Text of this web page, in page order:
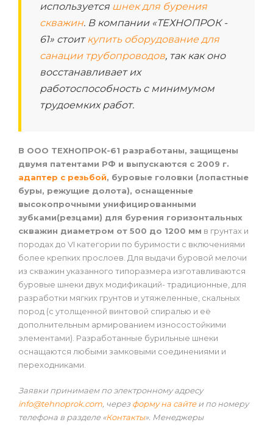
используется шнек для бурения
скважин. В компании «ТЕХНОПРОК -
61» стоиткупить оборудование для
санации трубопроводов, так как оно
восстанавливает их
работоспособность с минимумом
трудоемких работ.
В ООО ТЕХНОПРОК-61 разработаны, защищены
двумя патентами РФ и выпускаются с 2009 г.
адаптер с резьбой, буровые головки (лопастные
буры, режущие долота), оснащенные
высокопрочными унифицированными
зубками(резцами) для бурения горизонтальных
скважин диаметром от 500 до 1200 мм в грунтах и
породах до VI категории по буримости с включениями
более крепких прослоев. Для выдачи буровой мелочи
из скважин указанного типоразмера изготавливаются
буровые шнеки двух модификаций- традиционные, для
разработки мягких грунтов и утяжеленные, скальных
пород (с утолщенной винтовой спиралью и её
дополнительным армированием износостойкими
элементами). Разработанные бурильные шнеки
оснащаются любыми замковыми соединениями и
переходниками.
Заявки принимаем по электронному адресу
info@tehnoprok.com, черезформу на сайтеи по номеру
телефона в разделе «Контакты». Менеджеры